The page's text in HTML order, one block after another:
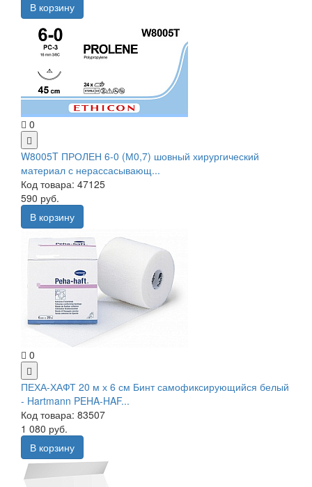
В корзину
0
W8005T ПРОЛЕН 6-0 (М0,7) шовный хирургический
материал с нерассасывающ...
Код товара: 47125
590 руб.
В корзину
0
ПЕХА-ХАФТ 20 м х 6 см Бинт самофиксирующийся белый
- Hartmann PEHA-HAF...
Код товара: 83507
1 080 руб.
В корзину